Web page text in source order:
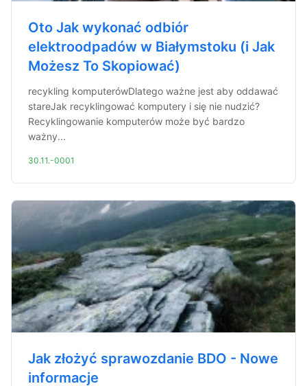
Oto Jak wykonać odbiór
elektroodpadów w Białymstoku (i Jak
Możesz To Skopiować)
recykling komputerówDlatego ważne jest aby oddawać
stareJak recyklingować komputery i się nie nudzić?
Recyklingowanie komputerów może być bardzo
ważny...
30.11.-0001
Jak złożyć sprawozdanie BDO - Nowe
informacje